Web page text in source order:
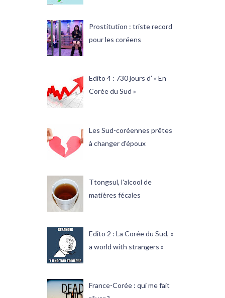
Prostitution : triste record
pour les coréens
Edito 4 : 730 jours d’ « En
Corée du Sud »
Les Sud-coréennes prêtes
à changer d'époux
Ttongsul, l'alcool de
matières fécales
Edito 2 : La Corée du Sud, «
a world with strangers »
France-Corée : qui me fait